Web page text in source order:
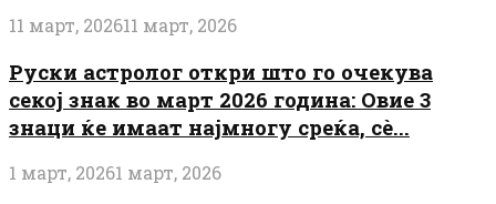
11 март, 202611 март, 2026
Руски астролог откри што го очекува
секој знак во март 2026 година: Овие 3
знаци ќе имаат најмногу среќа, сè...
1 март, 20261 март, 2026